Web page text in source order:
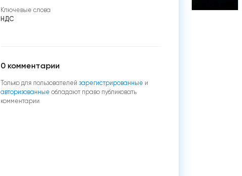
Ключевые слова
НДС
0 комментарии
Только для пользователей зарегистрированные и
авторизованные обладают право публиковать
комментарии